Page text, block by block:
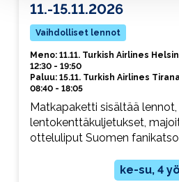
11.-15.11.2026
Vaihdolliset lennot
Meno: 11.11. Turkish Airlines
12:30 - 19:50
Paluu: 15.11. Turkish Airlines
08:40 - 18:05
Matkapaketti sisältää lennot,
lentokenttäkuljetukset,
otteluliput Suomen
ke-su, 4